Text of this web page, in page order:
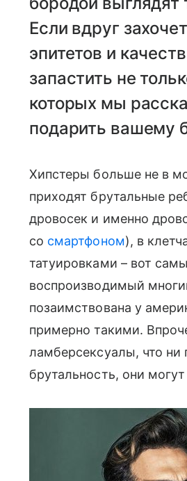
Если вдруг
эпитетов и
запастить не
которых мы
подарить вашему
Хипстеры больше не в
приходят брутальные
дровосек и именно
со смартфоном), в
татуировками – вот
воспроизводимый
позаимствована у
примерно такими.
ламберсексуалы, что ни
брутальность, они